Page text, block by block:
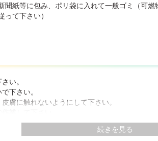
紙等に包み、ポリ袋に入れて一般ゴミ（可燃
て下さい）
い。
下さい。
膚に触れないようにして下さい。
剤が含まれていますので、使用中・乾燥中と
続きを見る